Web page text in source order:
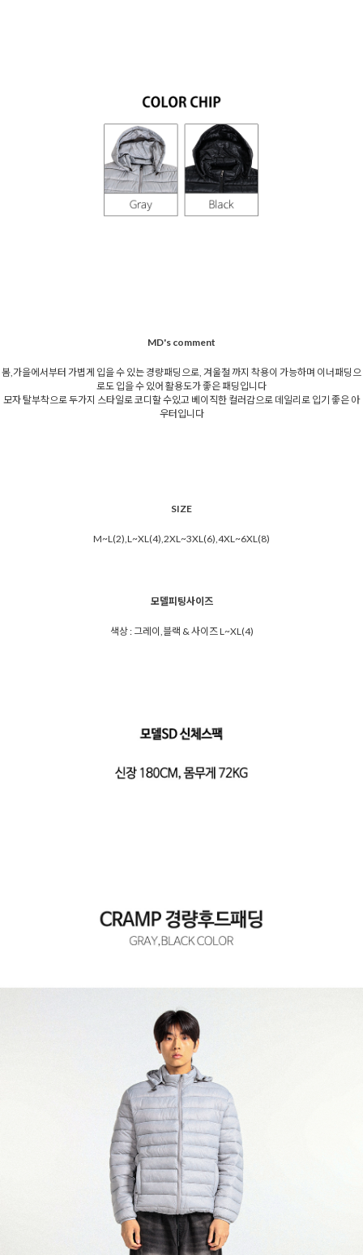
MD's comment
봄,가을에서부터 가볍게 입을 수 있는 경량패딩으로, 겨울철 까지 착용이 가능하며 이너패딩으
로도 입을 수 있어 활용도가 좋은 패딩입니다
모자 탈부착으로 두가지 스타일로 코디할 수있고 베이직한 컬러감으로 데일리로 입기 좋은 아
우터입니다
SIZE
M~L(2),L~XL(4),2XL~3XL(6),4XL~6XL(8)
모델피팅사이즈
색상 : 그레이,블랙 & 사이즈 L~XL(4)